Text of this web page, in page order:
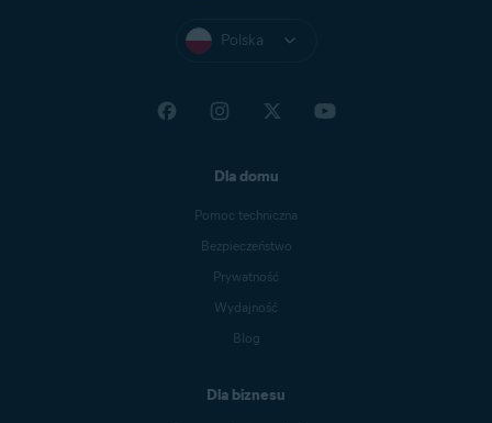
Polska
Dla domu
Pomoc techniczna
Bezpieczeństwo
Prywatność
Wydajność
Blog
Dla biznesu